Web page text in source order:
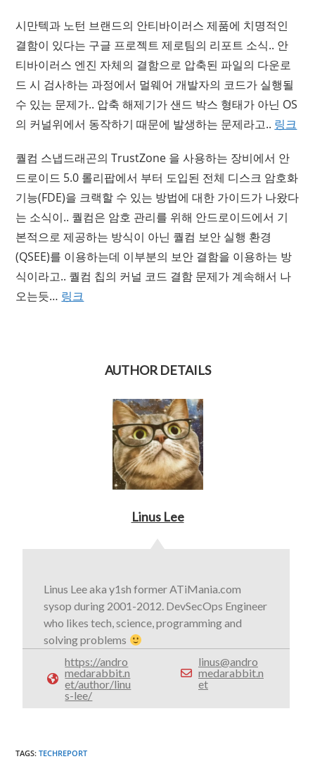
시만텍과 노턴 브랜드의 안티바이러스 제품에 치명적인
결함이 있다는 구글 프로젝트 제로팀의 리포트 소식.. 안
티바이러스 엔진 자체의 결함으로 압축된 파일의 다운로
드 시 검사하는 과정에서 멀웨어 개발자의 코드가 실행될
수 있는 문제가.. 압축 해제기가 샌드 박스 형태가 아닌 OS
의 커널위에서 동작하기 때문에 발생하는 문제라고.. 링크
퀄컴 스냅드래곤의 TrustZone 을 사용하는 장비에서 안
드로이드 5.0 롤리팝에서 부터 도입된 전체 디스크 암호화
기능(FDE)을 크랙할 수 있는 방법에 대한 가이드가 나왔다
는 소식이.. 퀄컴은 암호 관리를 위해 안드로이드에서 기
본적으로 제공하는 방식이 아닌 퀄컴 보안 실행 환경
(QSEE)를 이용하는데 이부분의 보안 결함을 이용하는 방
식이라고.. 퀄컴 칩의 커널 코드 결함 문제가 계속해서 나
오는듯… 링크
AUTHOR DETAILS
Linus Lee
Linus Lee aka y1sh former ATiMania.com
sysop during 2001-2012. DevSecOps Engineer
who likes tech, science, programming and
solving problems
https://andro
medarabbit.n
et/author/linu
s-lee/
linus@andro
medarabbit.n
et
TAGS:TECHREPORT